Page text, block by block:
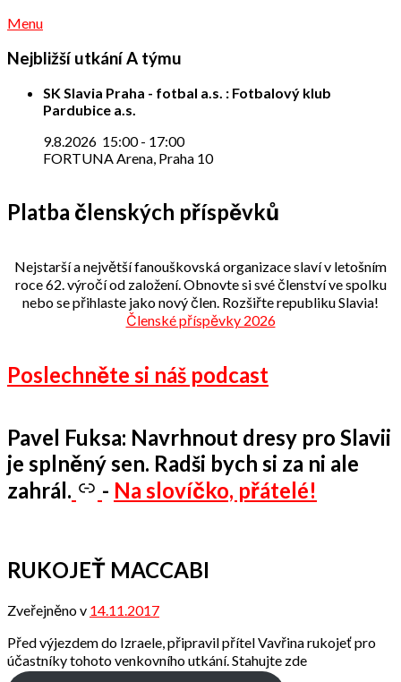
Menu
Nejbližší utkání A týmu
SK Slavia Praha - fotbal a.s. : Fotbalový klub
Pardubice a.s.
9.8.2026 15:00- 17:00
FORTUNA Arena, Praha 10
Platba členských příspěvků
Nejstarší a největší fanouškovská organizace slaví v letošním
roce 62. výročí od založení. Obnovte si své členství ve spolku
nebo se přihlaste jako nový člen. Rozšiřte republiku Slavia!
Členské příspěvky 2026
Poslechněte si náš podcast
Pavel Fuksa: Navrhnout dresy pro Slavii
je splněný sen. Radši bych si za ni ale
zahrál.
- Na slovíčko, přátelé!
RUKOJEŤ MACCABI
Zveřejněno v 14.11.2017
přátel
Před výjezdem do Izraele, připravil přítel Vavřina rukojeť pro
účastníky tohoto venkovního utkání. Stahujte zde